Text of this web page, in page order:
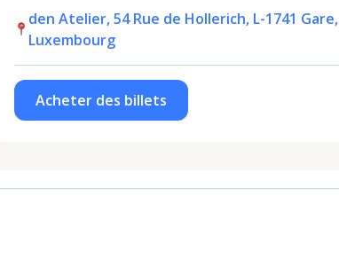
den Atelier, 54 Rue de Hollerich, L-1741 Gare,
Luxembourg
Acheter des billets